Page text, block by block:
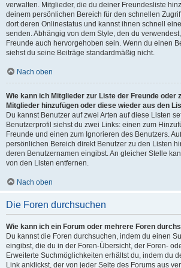
verwalten. Mitglieder, die du deiner Freundesliste
deinem persönlichen Bereich für den schnellen
dort deren Onlinestatus und kannst ihnen schnell
senden. Abhängig von dem Style, den du
Freunde auch hervorgehoben sein. Wenn du einen
siehst du seine Beiträge standardmäßig nicht.
Nach oben
Wie kann ich Mitglieder zur Liste der Freunde oder
Mitglieder hinzufügen oder diese wieder aus den
Du kannst Benutzer auf zwei Arten auf diese Listen
Benutzerprofil siehst du zwei Links: einen zum
Freunde und einen zum Ignorieren des Benutzers.
persönlichen Bereich direkt Benutzer zu den Listen
deren Benutzernamen eingibst. An gleicher Stelle
von den Listen entfernen.
Nach oben
Die Foren durchsuchen
Wie kann ich ein Forum oder mehrere Foren
Du kannst die Foren durchsuchen, indem du einen
eingibst, die du in der Foren-Übersicht, der Foren-
Erweiterte Suchmöglichkeiten erhältst du, indem du
Link anklickst, der von jeder Seite des Forums aus